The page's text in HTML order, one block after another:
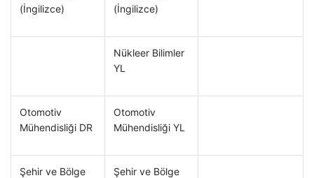
(İngilizce)
(İngilizce)
Nükleer Bilimler
YL
Otomotiv
Mühendisliği DR
Otomotiv
Mühendisliği YL
Şehir ve Bölge
Şehir ve Bölge